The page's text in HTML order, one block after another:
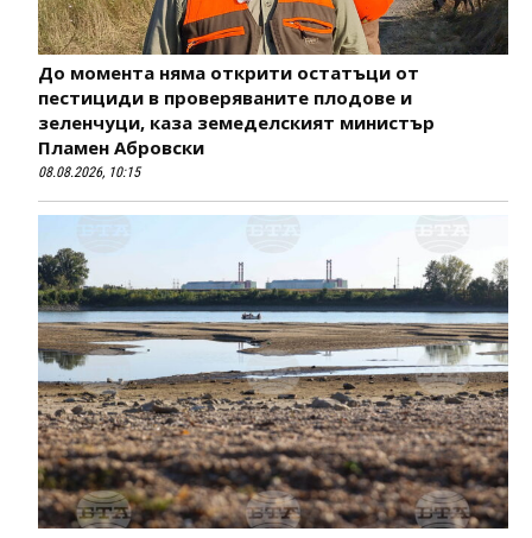
До момента няма открити остатъци от
пестициди в проверяваните плодове и
зеленчуци, каза земеделският министър
Пламен Абровски
08.08.2026, 10:15